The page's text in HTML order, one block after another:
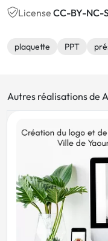
License CC-BY-NC-
plaquette PPT
Autres réalisations de